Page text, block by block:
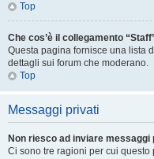
Top
Che cos’è il collegamento
Questa pagina fornisce una lista
dettagli sui forum che moderano.
Top
Messaggi privati
Non riesco ad inviare messaggi
Ci sono tre ragioni per cui